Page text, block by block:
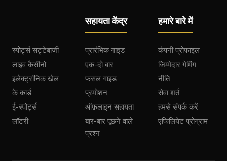
स्पोर्ट्स सट्टेबाजी
लाइव कैसीनो
इलेक्ट्रॉनिक खेल
के कार्ड
ई-स्पोर्ट्स
लॉटरी
सहायता केंद्र
प्रारंभिक गाइड
एक-दो बार
फसल गाइड
प्रमोशन
ऑफ़लाइन सहायता
बार-बार पूछने वाले
प्रश्न
हमारे बारे में
कंपनी प्रोफाइल
जिम्मेदार गेमिंग
नीति
सेवा शर्त
हमसे संपर्क करें
एफिलियेट प्रोग्राम